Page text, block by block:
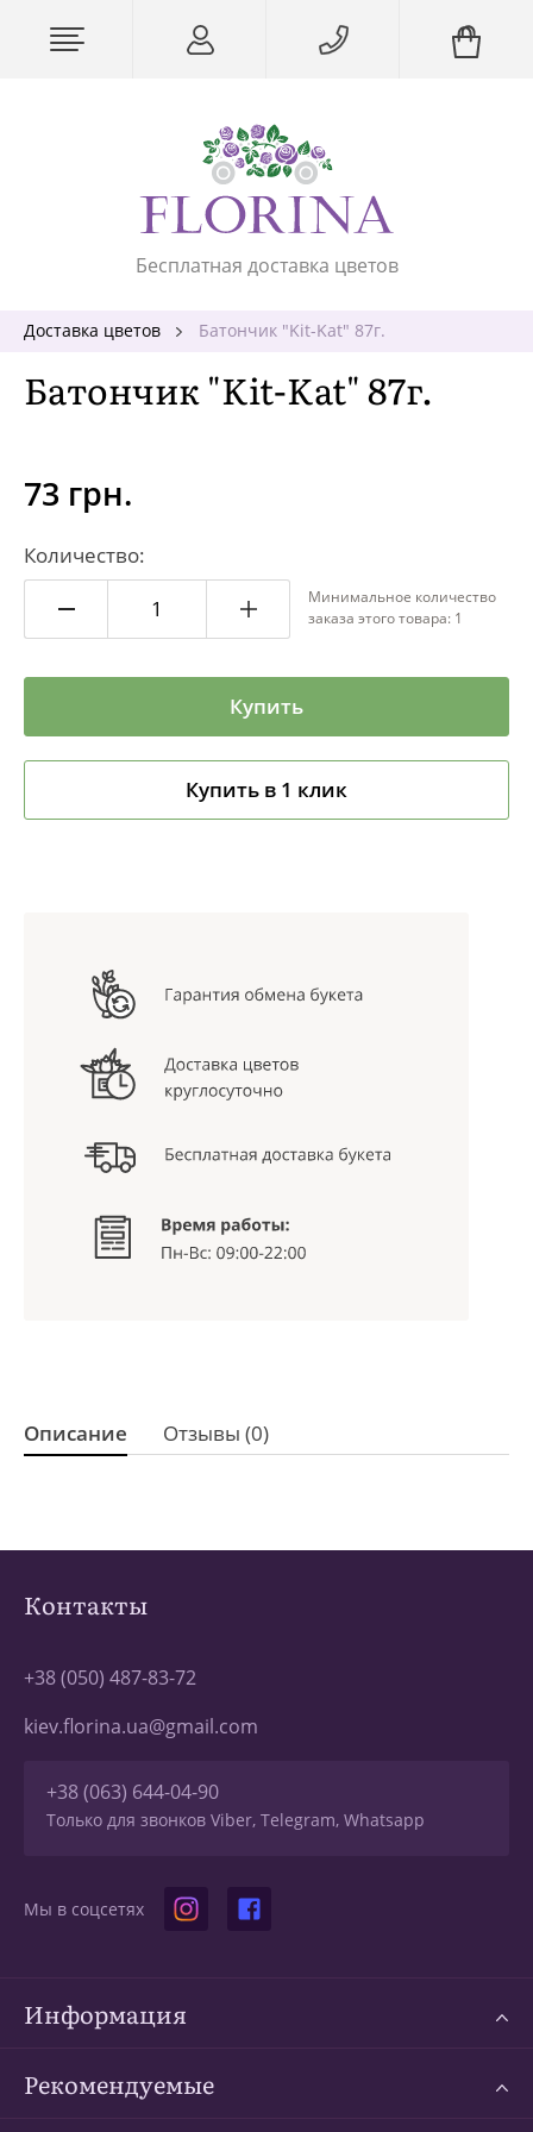
Бесплатная доставка цветов
Доставка цветов Батончик "Kit-Kat" 87г.
Батончик "Kit-Kat" 87г.
73 грн.
Количество:
Минимальное количество
заказа этого товара: 1
Купить
Купить в 1 клик
Описание Отзывы (0)
Контакты
+38 (050) 487-83-72
kiev.florina.ua@gmail.com
+38 (063) 644-04-90
Только для звонков Viber, Telegram, Whatsapp
Мы в соцсетях
Информация
Рекомендуемые